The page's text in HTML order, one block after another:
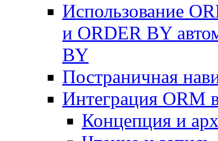
Использование
и ORDER BY
BY
Постраничная
Интеграция ORM
Концепция и